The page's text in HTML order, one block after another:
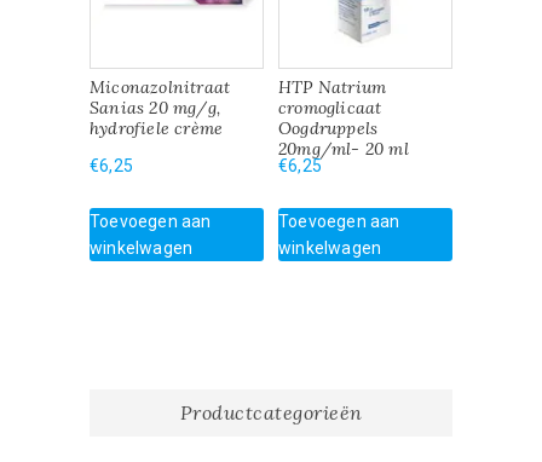
Miconazolnitraat
Sanias 20 mg/g,
hydrofiele crème
€6,25
Toevoegen aan
winkelwagen
HTP Natrium
cromoglicaat
Oogdruppels
20mg/ml- 20 ml
€6,25
Toevoegen aan
winkelwagen
Productcategorieën